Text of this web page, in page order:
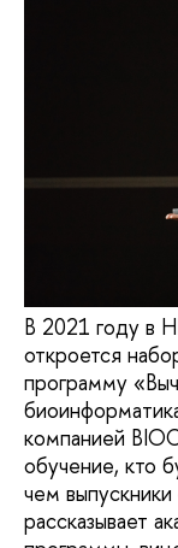
В 2021 году в
откроется
программу
компанией
обучение, кто
чем
рассказывает